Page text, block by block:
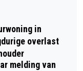
OTSE
VAN
in
overlast
melding van